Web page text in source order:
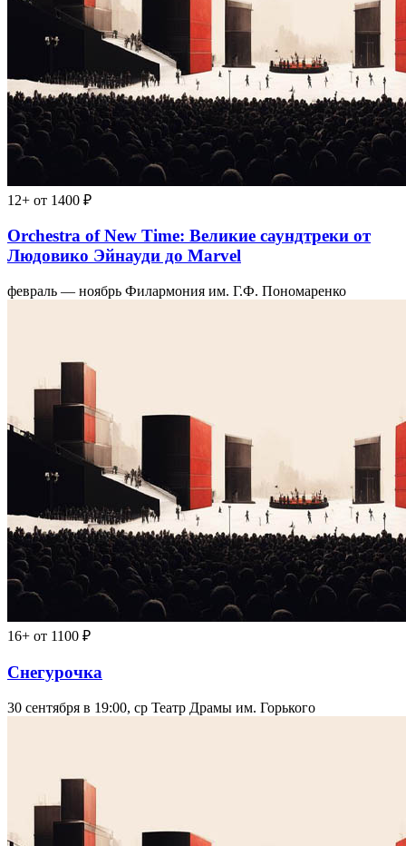
12+ от 1400 ₽
Orchestra of New Time: Великие саундтреки от
Людовико Эйнауди до Marvel
февраль — ноябрь Филармония им. Г.Ф. Пономаренко
16+ от 1100 ₽
Снегурочка
30 сентября в 19:00, ср Театр Драмы им. Горького